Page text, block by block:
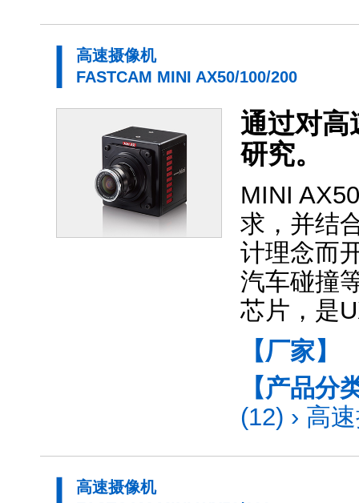
高速摄像机
FASTCAM MINI AX50/100/200
通过对高
研究。
MINI
求，并结
计理念而
汽车碰撞
芯片，是
【厂家】
【产品分
(12) › 高
高速摄像机